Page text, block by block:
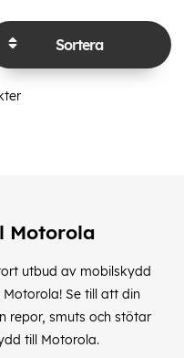
Sortera
Motorola
utbud av mobilskydd
Se till att din
repor, smuts och stötar
till Motorola.